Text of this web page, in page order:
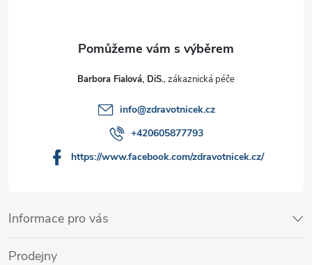
Informace pro vás
Prodejny
Barbora Fialová, DiS.
info@zdravotnicek.cz
+420605877793
https://www.facebook.com/zdravotnicek.cz/